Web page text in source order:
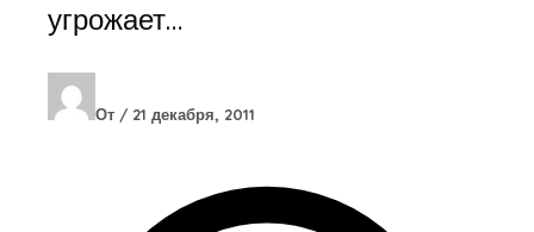
угрожает…
От / 21 декабря, 2011